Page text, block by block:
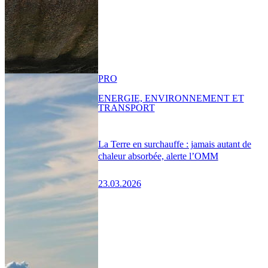
La Terre en surchauffe : jamais autant de
chaleur absorbée, alerte l’OMM
23.03.2026
PRO
ENERGIE, ENVIRONNEMENT ET
TRANSPORT